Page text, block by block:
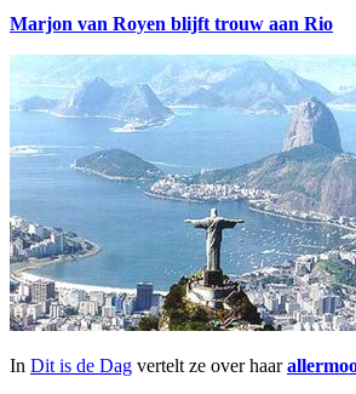
Marjon van Royen blijft trouw aan Rio
In Dit is de Dag vertelt ze over haar